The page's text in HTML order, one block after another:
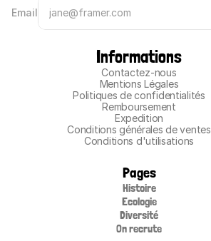
Email
Informations
Contactez-nous
Mentions Légales
Politiques de confidentialités
Remboursement
Expedition
Conditions générales de ventes
Conditions d'utilisations
Pages
Ecologie
Histoire
Diversité
On recrute